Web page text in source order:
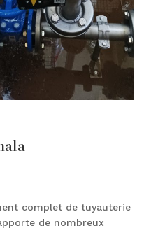
complet de tuyauterie
de nombreux